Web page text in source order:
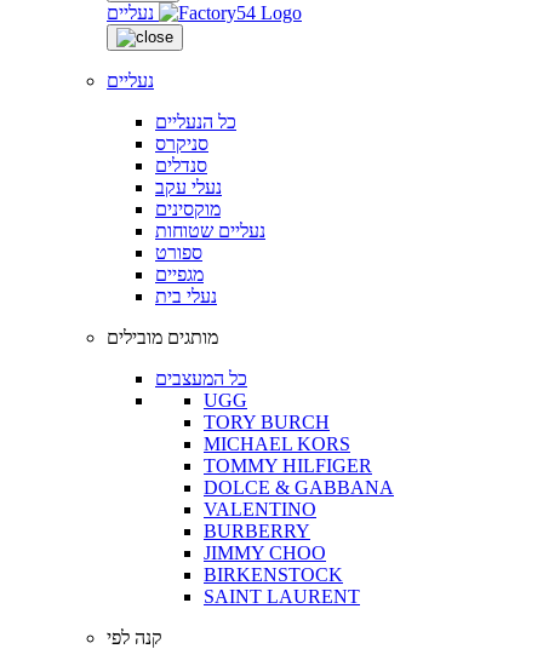
נעליים
נעליים
כל הנעליים
סניקרס
סנדלים
נעלי עקב
מוקסינים
נעליים שטוחות
ספורט
מגפיים
נעלי בית
מותגים מובילים
כל המעצבים
UGG
TORY BURCH
MICHAEL KORS
TOMMY HILFIGER
DOLCE & GABBANA
VALENTINO
BURBERRY
JIMMY CHOO
BIRKENSTOCK
SAINT LAURENT
קנה לפי